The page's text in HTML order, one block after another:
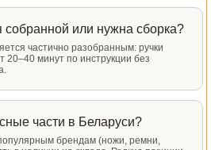
собранной или нужна сборка?
частично разобранным: ручки
минут по инструкции без
части в Беларуси?
брендам (ножи, ремни,